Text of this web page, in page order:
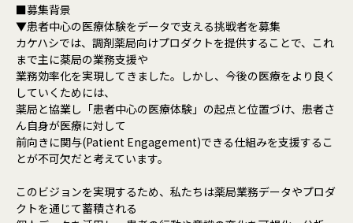
■募集背景
▼患者中心の医療体験をデータで支える挑戦者を募集
カケハシでは、調剤薬局向けプロダクトを提供することで、これ
まで主に薬局の業務支援や
業務効率化を実現してきました。しかし、今後の医療をより良く
していくためには、
薬局と協業し「患者中心の医療体験」の起点と位置づけ、患者さ
ん自身が医療に対して
前向きに関与(Patient Engagement)できる仕組みを支援するこ
とが不可欠だと考えています。
このビジョンを実現するため、私たちは薬局業務データやプロダ
クトを通じて蓄積される